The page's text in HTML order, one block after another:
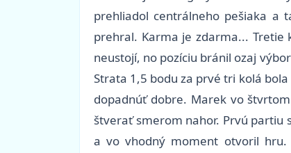
prehliadol centrálneho pešiaka a
prehral. Karma je zdarma...
neustojí, no pozíciu bránil ozaj
Strata 1,5 bodu za prvé tri kolá
dopadnúť dobre. Marek vo
štverať smerom nahor. Prvú partiu
a vo vhodný moment otvoril hru.